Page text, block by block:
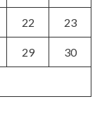
22 23
29 30